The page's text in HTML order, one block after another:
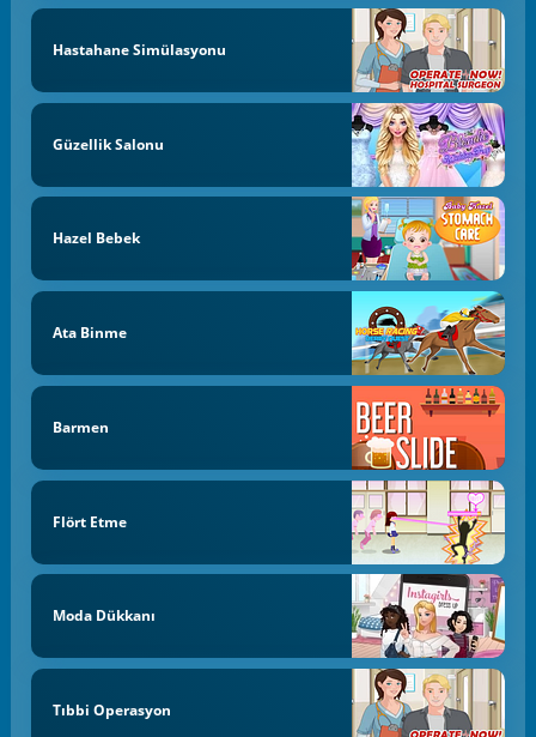
Hastahane Simülasyonu
Güzellik Salonu
Hazel Bebek
Ata Binme
Barmen
Flört Etme
Moda Dükkanı
Tıbbi Operasyon